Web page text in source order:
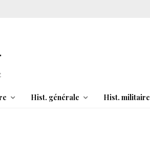
Hist. générale Hist. militaire